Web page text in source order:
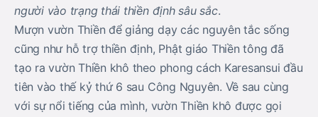
người vào trạng thái thiền định sâu sắc.
Mượn vườn Thiền để giảng dạy các nguyên tắc sống
cũng như hỗ trợ thiền định, Phật giáo Thiền tông đã
tạo ra vườn Thiền khô theo phong cách Karesansui đầu
tiên vào thế kỷ thứ 6 sau Công Nguyên. Về sau cùng
với sự nổi tiếng của mình, vườn Thiền khô được gọi